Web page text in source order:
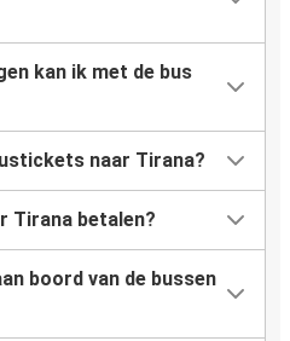
kan ik met de bus
naar Tirana?
Tirana betalen?
boord van de bussen